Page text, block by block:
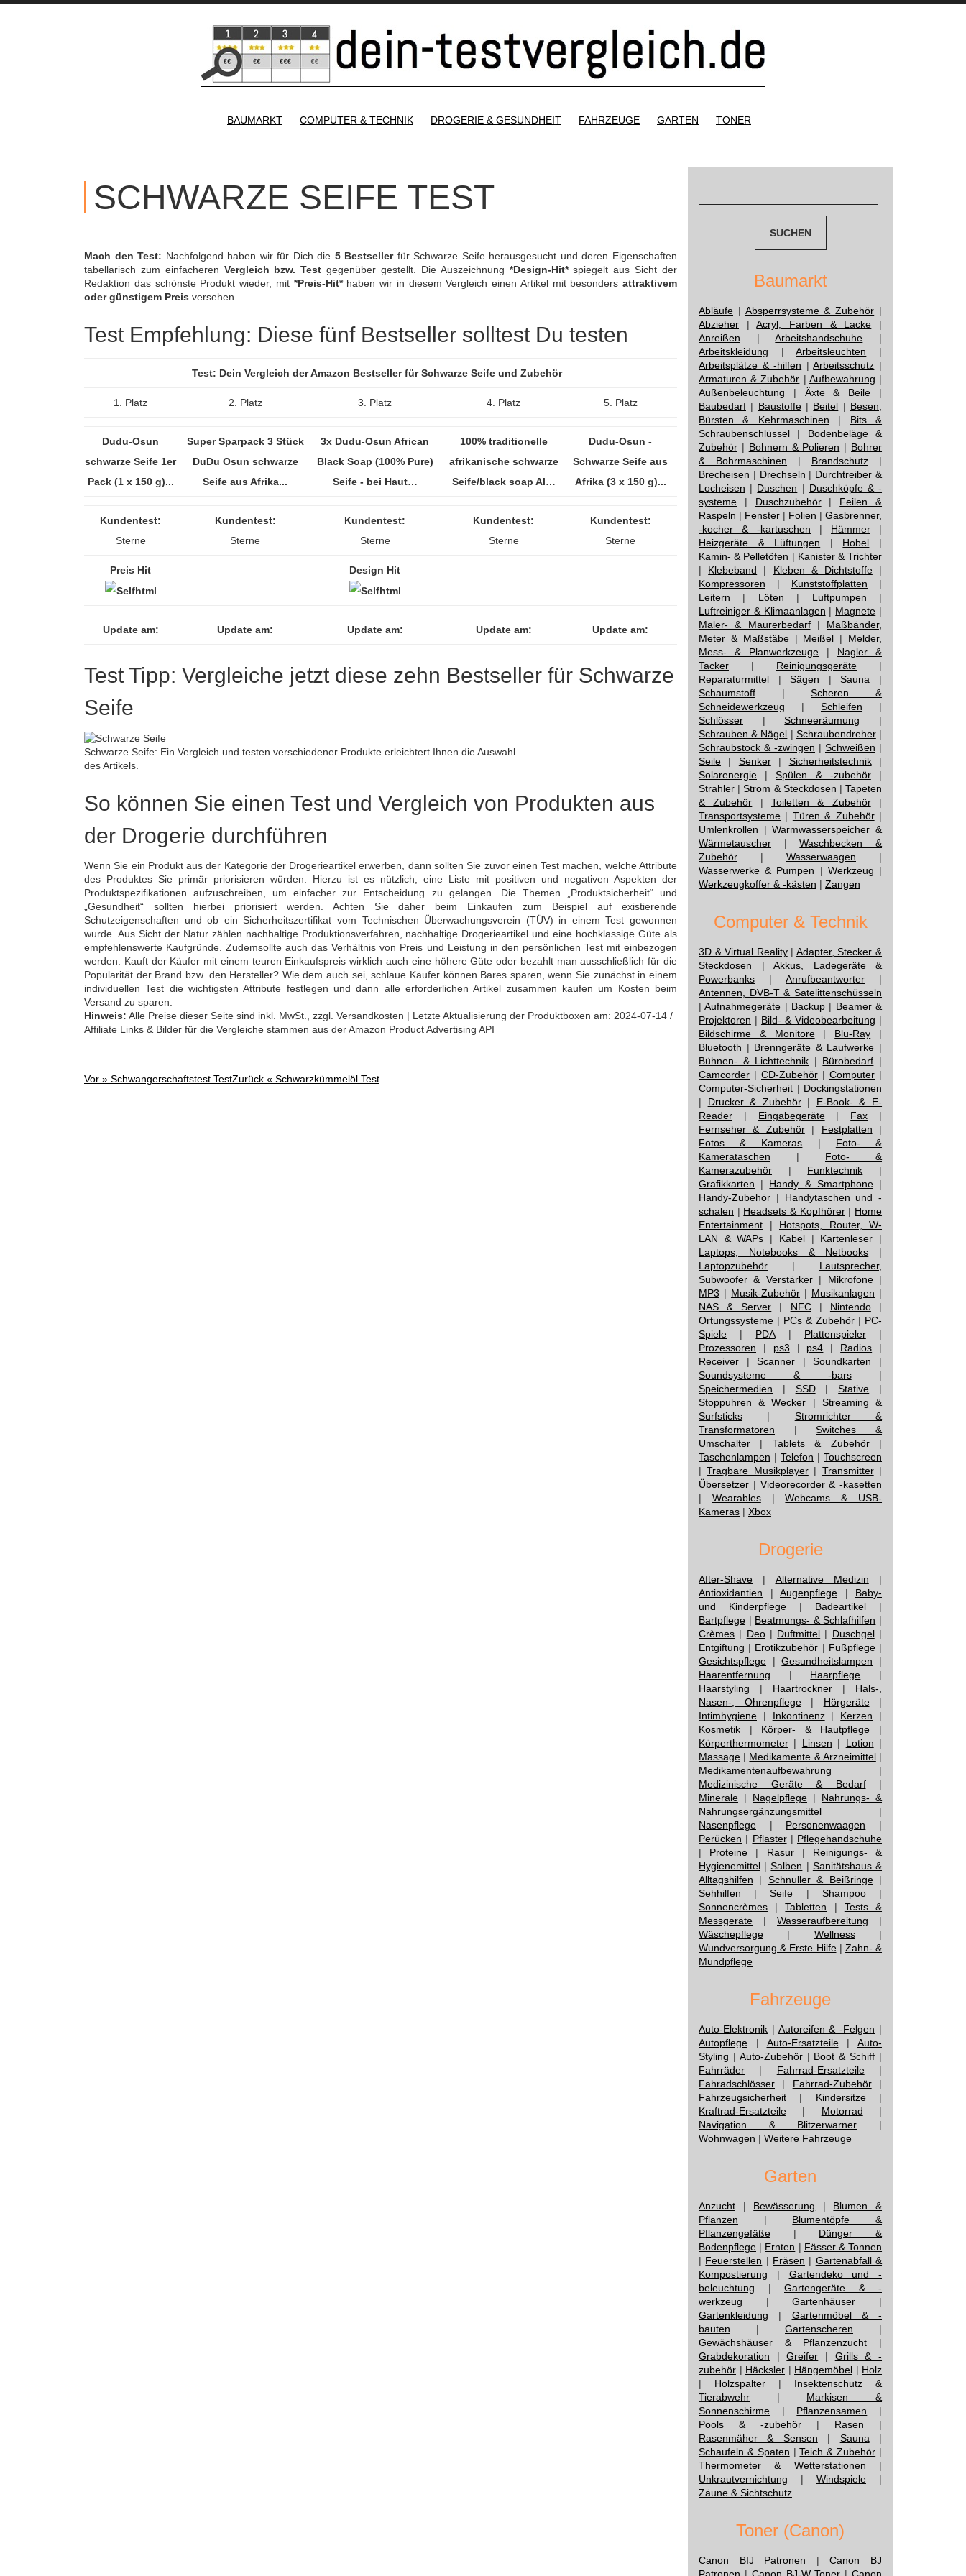
BAUMARKT
COMPUTER & TECHNIK DROGERIE & GESUNDHEIT FAHRZEUGE GARTEN TONER
SCHWARZE SEIFE TEST
Mach den Test: Nachfolgend haben wir für Dich die 5 Bestsellerfür Schwarze Seife herausgesucht und deren Eigenschaften
tabellarisch zum einfacheren Vergleich bzw. Test gegenüber gestellt. Die Auszeichnung *Design-Hit*spiegelt aus Sicht der
Redaktion das schönste Produkt wieder, mit *Preis-Hit*haben wir in diesem Vergleich einen Artikel mit besonders attraktivem
oder günstigem Preis versehen.
Test Empfehlung: Diese fünf Bestseller solltest Du testen
Test: Dein Vergleich der Amazon Bestseller für Schwarze Seife und Zubehör
1. Platz 2. Platz 3. Platz 4. Platz 5. Platz
Dudu-Osun
schwarze Seife 1er
Pack (1 x 150 g)...
Super Sparpack 3 Stück
DuDu Osun schwarze
Seife aus Afrika...
3x Dudu-Osun African
Black Soap (100% Pure)
Seife - bei Haut…
100% traditionelle
afrikanische schwarze
Seife/black soap Al…
Dudu-Osun -
Schwarze Seife aus
Afrika (3 x 150 g)...
Kundentest:
Sterne
Kundentest:
Sterne
Kundentest:
Sterne
Kundentest:
Sterne
Kundentest:
Sterne
Preis Hit Design Hit
Update am: Update am: Update am: Update am: Update am:
Test Tipp: Vergleiche jetzt diese zehn Bestseller für Schwarze
Seife
Schwarze Seife: Ein Vergleich und testen verschiedener Produkte erleichtert Ihnen die Auswahl
des Artikels.
So können Sie einen Test und Vergleich von Produkten aus
der Drogerie durchführen
Wenn Sie ein Produkt aus der Kategorie der Drogerieartikel erwerben, dann sollten Sie zuvor einen Test machen, welche Attribute
des Produktes Sie primär priorisieren würden. Hierzu ist es nützlich, eine Liste mit positiven und negativen Aspekten der
Produktspezifikationen aufzuschreiben, um einfacher zur Entscheidung zu gelangen. Die Themen „Produktsicherheit“ und
„Gesundheit“ sollten hierbei priorisiert werden. Achten Sie daher beim Einkaufen zum Beispiel auf existierende
Schutzeigenschaften und ob ein Sicherheitszertifikat vom Technischen Überwachungsverein (TÜV) in einem Test gewonnen
wurde. Aus Sicht der Natur zählen nachhaltige Produktionsverfahren, nachhaltige Drogerieartikel und eine hochklassige Güte als
empfehlenswerte Kaufgründe. Zudemsollte auch das Verhältnis von Preis und Leistung in den persönlichen Test mit einbezogen
werden. Kauft der Käufer mit einem teuren Einkaufspreis wirklich auch eine höhere Güte oder bezahlt man ausschließlich für die
Popularität der Brand bzw. den Hersteller? Wie dem auch sei, schlaue Käufer können Bares sparen, wenn Sie zunächst in einem
individuellen Test die wichtigsten Attribute festlegen und dann alle erforderlichen Artikel zusammen kaufen um Kosten beim
Versand zu sparen.
Hinweis: Alle Preise dieser Seite sind inkl. MwSt., zzgl. Versandkosten | Letzte Aktualisierung der Produktboxen am: 2024-07-14 /
Affiliate Links & Bilder für die Vergleiche stammen aus der Amazon Product Advertising API
Post
Vor » Schwangerschaftstest TestZurück « Schwarzkümmelöl Test
Baumarkt
Abläufe | Absperrsysteme & Zubehör |
Abzieher |Acryl, Farben & Lacke |
Anreißen |Arbeitshandschuhe |
Arbeitskleidung |Arbeitsleuchten |
Arbeitsplätze & -hilfen |Arbeitsschutz |
Armaturen & Zubehör | Aufbewahrung |
Außenbeleuchtung | Äxte & Beile |
Baubedarf | Baustoffe| Beitel | Besen,
Bürsten & Kehrmaschinen | Bits &
Schraubenschlüssel | Bodenbeläge &
Zubehör | Bohnern & Polieren | Bohrer
& Bohrmaschinen | Brandschutz |
Brecheisen | Drechseln | Durchtreiber &
Locheisen | Duschen | Duschköpfe & -
systeme | Duschzubehör| Feilen &
Raspeln | Fenster | Folien | Gasbrenner,
-kocher & -kartuschen | Hämmer |
Heizgeräte & Lüftungen | Hobel |
Kamin- & Pelletöfen | Kanister & Trichter
| Klebeband | Kleben & Dichtstoffe|
Kompressoren | Kunststoffplatten |
Leitern | Löten | Luftpumpen |
Luftreiniger & Klimaanlagen | Magnete |
Maler- & Maurerbedarf| Maßbänder,
Meter & Maßstäbe| Meißel | Melder,
Mess- & Planwerkzeuge | Nagler &
Tacker | Reinigungsgeräte |
Reparaturmittel |Sägen |Sauna |
Schaumstoff |Scheren &
Schneidewerkzeug | Schleifen |
Schlösser |Schneeräumung |
Schrauben & Nägel | Schraubendreher|
Schraubstock & -zwingen | Schweißen |
Seile | Senker| Sicherheitstechnik|
Solarenergie |Spülen & -zubehör|
Strahler |Strom & Steckdosen |Tapeten
& Zubehör |Toiletten & Zubehör|
Transportsysteme | Türen & Zubehör|
Umlenkrollen |Warmwasserspeicher &
Wärmetauscher |Waschbecken &
Zubehör | Wasserwaagen |
Wasserwerke & Pumpen | Werkzeug |
Werkzeugkoffer & -kästen | Zangen
Computer & Technik
3D & Virtual Reality| Adapter, Stecker &
Steckdosen | Akkus, Ladegeräte &
Powerbanks | Anrufbeantworter |
Antennen, DVB-T & Satelittenschüsseln
|Aufnahmegeräte | Backup | Beamer &
Projektoren | Bild- & Videobearbeitung |
Bildschirme & Monitore| Blu-Ray |
Bluetooth | Brenngeräte & Laufwerke |
Bühnen- & Lichttechnik | Bürobedarf |
Camcorder | CD-Zubehör | Computer |
Computer-Sicherheit | Dockingstationen
| Drucker & Zubehör| E-Book- & E-
Reader | Eingabegeräte| Fax |
Fernseher & Zubehör| Festplatten |
Fotos & Kameras | Foto- &
Kamerataschen | Foto- &
Kamerazubehör | Funktechnik |
Grafikkarten | Handy & Smartphone|
Handy-Zubehör | Handytaschen und -
schalen | Headsets & Kopfhörer| Home
Entertainment | Hotspots, Router, W-
LAN & WAPs | Kabel| Kartenleser |
Laptops, Notebooks & Netbooks |
Laptopzubehör | Lautsprecher,
Subwoofer & Verstärker| Mikrofone|
MP3 | Musik-Zubehör | Musikanlagen |
NAS & Server | NFC| Nintendo|
Ortungssysteme | PCs & Zubehör | PC-
Spiele | PDA| Plattenspieler|
Prozessoren | ps3 | ps4 | Radios |
Receiver |Scanner |Soundkarten |
Soundsysteme & -bars|
Speichermedien | SSD|Stative |
Stoppuhren & Wecker | Streaming &
Surfsticks | Stromrichter &
Transformatoren |Switches &
Umschalter | Tablets & Zubehör|
Taschenlampen | Telefon | Touchscreen
|Tragbare Musikplayer| Transmitter|
Übersetzer | Videorecorder & -kasetten
| Wearables|Webcams & USB-
Kameras | Xbox
Drogerie
After-Shave | Alternative Medizin |
Antioxidantien | Augenpflege | Baby-
und Kinderpflege | Badeartikel |
Bartpflege | Beatmungs- & Schlafhilfen |
Crèmes | Deo| Duftmittel | Duschgel|
Entgiftung | Erotikzubehör | Fußpflege|
Gesichtspflege |Gesundheitslampen |
Haarentfernung | Haarpflege |
Haarstyling | Haartrockner | Hals-,
Nasen-, Ohrenpflege| Hörgeräte|
Intimhygiene | Inkontinenz| Kerzen |
Kosmetik | Körper- & Hautpflege |
Körperthermometer | Linsen | Lotion |
Massage | Medikamente & Arzneimittel|
Medikamentenaufbewahrung |
Medizinische Geräte & Bedarf|
Minerale | Nagelpflege | Nahrungs- &
Nahrungsergänzungsmittel |
Nasenpflege | Personenwaagen |
Perücken | Pflaster| Pflegehandschuhe
| Proteine | Rasur| Reinigungs- &
Hygienemittel |Salben | Sanitätshaus &
Alltagshilfen | Schnuller & Beißringe|
Sehhilfen |Seife | Shampoo|
Sonnencrèmes |Tabletten | Tests &
Messgeräte | Wasseraufbereitung |
Wäschepflege | Wellness|
Wundversorgung & Erste Hilfe| Zahn- &
Mundpflege
Fahrzeuge
Auto-Elektronik | Autoreifen & -Felgen |
Autopflege | Auto-Ersatzteile| Auto-
Styling | Auto-Zubehör| Boot & Schiff |
Fahrräder | Fahrrad-Ersatzteile|
Fahradschlösser | Fahrrad-Zubehör|
Fahrzeugsicherheit | Kindersitze|
Kraftrad-Ersatzteile | Motorrad |
Navigation & Blitzerwarner |
Wohnwagen | Weitere Fahrzeuge
Garten
Anzucht | Bewässerung | Blumen &
Pflanzen | Blumentöpfe &
Pflanzengefäße | Dünger &
Bodenpflege | Ernten | Fässer & Tonnen
| Feuerstellen | Fräsen | Gartenabfall &
Kompostierung | Gartendeko und -
beleuchtung | Gartengeräte & -
werkzeug |Gartenhäuser |
Gartenkleidung | Gartenmöbel & -
bauten | Gartenscheren |
Gewächshäuser & Pflanzenzucht |
Grabdekoration |Greifer | Grills & -
zubehör | Häcksler | Hängemöbel | Holz
| Holzspalter | Insektenschutz &
Tierabwehr | Markisen &
Sonnenschirme | Pflanzensamen |
Pools & -zubehör | Rasen |
Rasenmäher & Sensen | Sauna |
Schaufeln & Spaten |Teich & Zubehör |
Thermometer & Wetterstationen |
Unkrautvernichtung | Windspiele |
Zäune & Sichtschutz
Toner (Canon)
Canon BIJ Patronen |Canon BJ